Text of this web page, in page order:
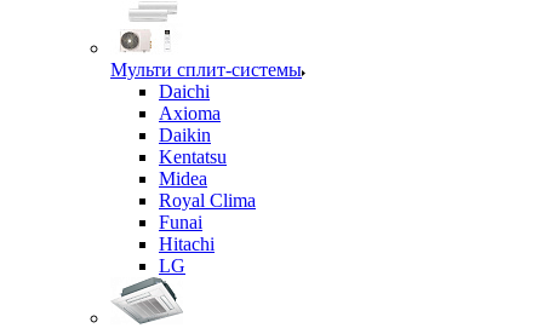
Мульти сплит-системы
Daichi
Axioma
Daikin
Kentatsu
Midea
Royal Clima
Funai
Hitachi
LG